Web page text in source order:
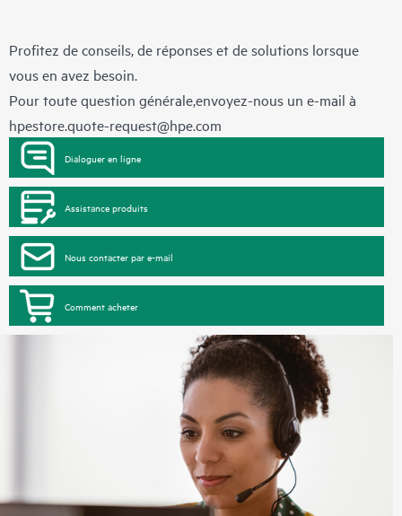
Profitez de conseils, de réponses et de solutions lorsque
vous en avez besoin.
Pour toute question générale,envoyez-nous un e-mail à
hpestore.quote-request@hpe.com
Dialoguer en ligne
Assistance produits
Nous contacter par e-mail
Comment acheter